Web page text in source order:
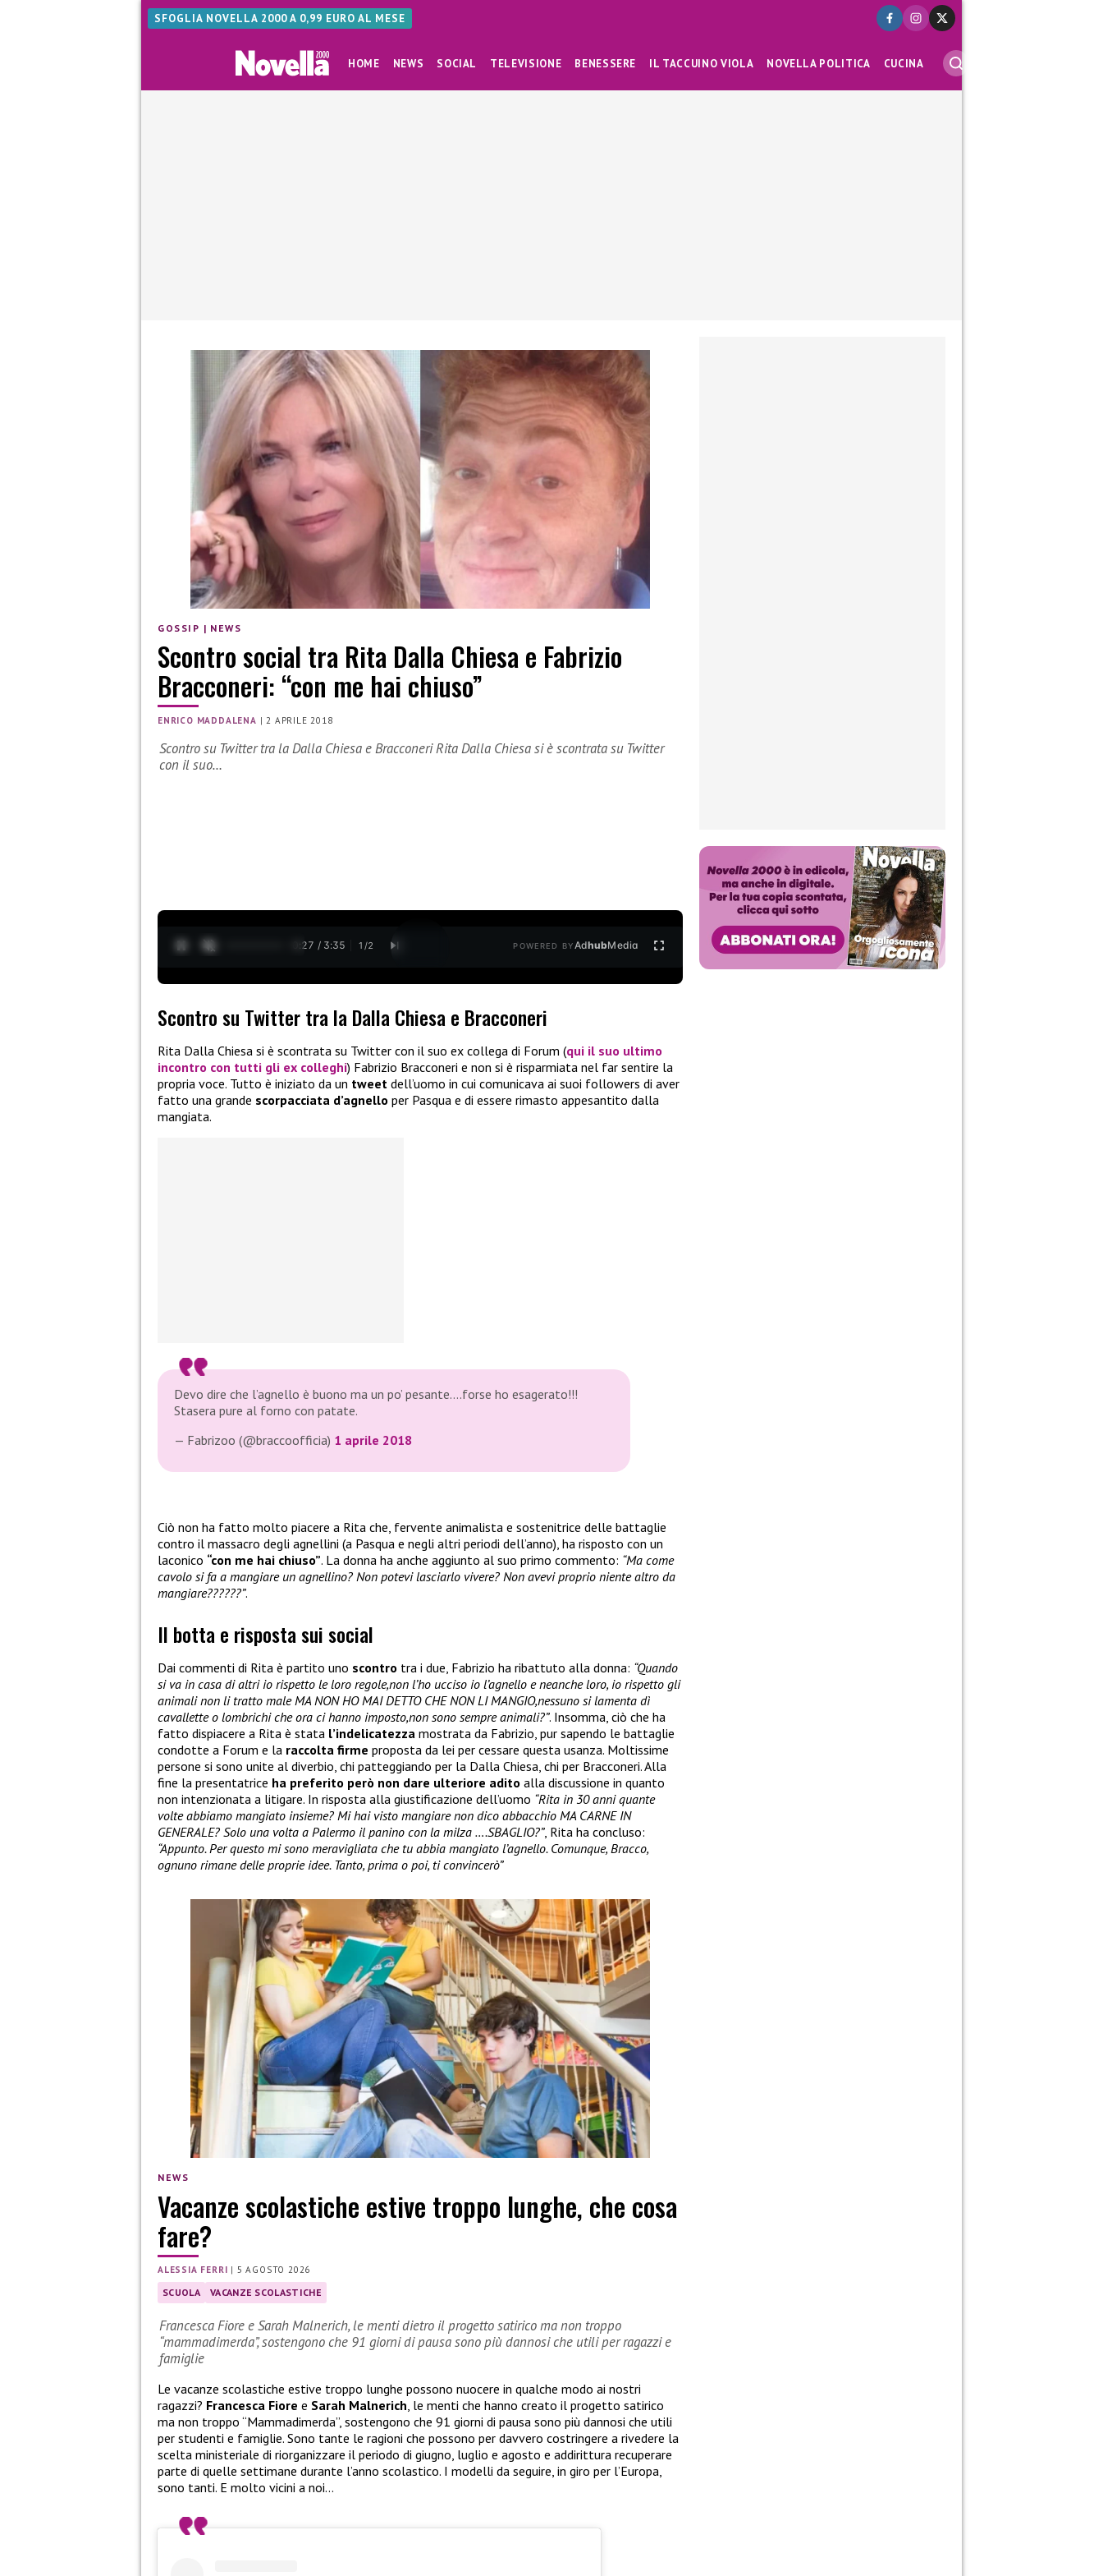
SFOGLIA NOVELLA 2000 A 0,99 EURO AL MESE
HOME NEWS SOCIAL TELEVISIONE BENESSERE IL TACCUINO VIOLA NOVELLA POLITICA CUCINA
GOSSIP | NEWS
Scontro social tra Rita Dalla Chiesa e Fabrizio
Bracconeri: “con me hai chiuso”
ENRICO MADDALENA |2 APRILE 2018
Scontro su Twitter tra la Dalla Chiesa e Bracconeri Rita Dalla Chiesa si è scontrata su Twitter
con il suo…
0:28 / 3:35 1 /2 POWERED BYAdhubMedia
Scontro su Twitter tra la Dalla Chiesa e Bracconeri
Rita Dalla Chiesa si è scontrata su Twitter con il suo ex collega di Forum (qui il suo ultimo
incontro con tutti gli ex colleghi) Fabrizio Bracconeri e non si è risparmiata nel far sentire la
propria voce. Tutto è iniziato da un tweet dell’uomo in cui comunicava ai suoi followers di aver
fatto una grande scorpacciata d’agnello per Pasqua e di essere rimasto appesantito dalla
mangiata.
Devo dire che l’agnello è buono ma un po’ pesante….forse ho esagerato!!!
Stasera pure al forno con patate.
— Fabrizoo (@braccoofficia) 1 aprile 2018
Ciò non ha fatto molto piacere a Rita che, fervente animalista e sostenitrice delle battaglie
contro il massacro degli agnellini (a Pasqua e negli altri periodi dell’anno), ha risposto con un
laconico “con me hai chiuso”. La donna ha anche aggiunto al suo primo commento: “Ma come
cavolo si fa a mangiare un agnellino? Non potevi lasciarlo vivere? Non avevi proprio niente altro da
mangiare??????”.
Il botta e risposta sui social
Dai commenti di Rita è partito uno scontro tra i due, Fabrizio ha ribattuto alla donna: “Quando
si va in casa di altri io rispetto le loro regole,non l’ho ucciso io l’agnello e neanche loro, io rispetto gli
animali non li tratto male MA NON HO MAI DETTO CHE NON LI MANGIO,nessuno si lamenta dì
cavallette o lombrichi che ora ci hanno imposto,non sono sempre animali?”. Insomma, ciò che ha
fatto dispiacere a Rita è stata l’indelicatezza mostrata da Fabrizio, pur sapendo le battaglie
condotte a Forum e la raccolta firme proposta da lei per cessare questa usanza. Moltissime
persone si sono unite al diverbio, chi patteggiando per la Dalla Chiesa, chi per Bracconeri. Alla
fine la presentatrice ha preferito però non dare ulteriore adito alla discussione in quanto
non intenzionata a litigare. In risposta alla giustificazione dell’uomo “Rita in 30 anni quante
volte abbiamo mangiato insieme? Mi hai visto mangiare non dico abbacchio MA CARNE IN
GENERALE? Solo una volta a Palermo il panino con la milza ….SBAGLIO?”, Rita ha concluso:
“Appunto. Per questo mi sono meravigliata che tu abbia mangiato l’agnello. Comunque, Bracco,
ognuno rimane delle proprie idee. Tanto, prima o poi, ti convincerò”
NEWS
Vacanze scolastiche estive troppo lunghe, che cosa
fare?
ALESSIA FERRI | 5 AGOSTO 2026
SCUOLA VACANZE SCOLASTICHE
Francesca Fiore e Sarah Malnerich, le menti dietro il progetto satirico ma non troppo
“mammadimerda”, sostengono che 91 giorni di pausa sono più dannosi che utili per ragazzi e
famiglie
Le vacanze scolastiche estive troppo lunghe possono nuocere in qualche modo ai nostri
ragazzi? Francesca Fiore e Sarah Malnerich, le menti che hanno creato il progetto satirico
ma non troppo “Mammadimerda”, sostengono che 91 giorni di pausa sono più dannosi che utili
per studenti e famiglie. Sono tante le ragioni che possono per davvero costringere a rivedere la
scelta ministeriale di riorganizzare il periodo di giugno, luglio e agosto e addirittura recuperare
parte di quelle settimane durante l’anno scolastico. I modelli da seguire, in giro per l’Europa,
sono tanti. E molto vicini a noi…